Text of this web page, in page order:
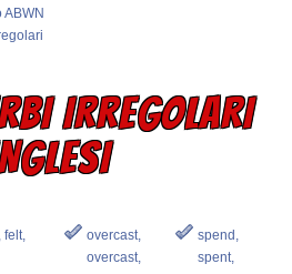
ABWN
IRREGOLARI
overcast,
overcast,
spend,
spent,